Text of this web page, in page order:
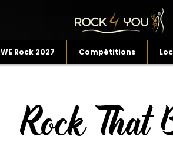
WE Rock 2027 Compétitions
Rock That